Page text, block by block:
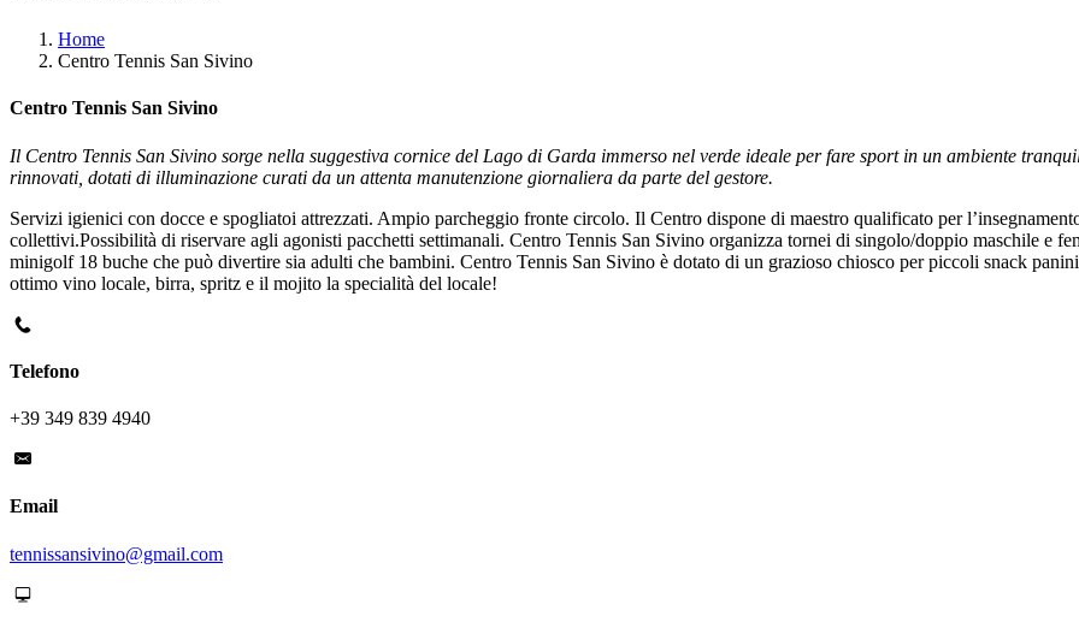
Home
Centro Tennis San Sivino
Centro Tennis San Sivino
Il Centro Tennis San Sivino sorge nella suggestiva cornice del Lago di Garda immerso nel verde ideale per fare sport in un ambiente
rinnovati, dotati di illuminazione curati da un attenta manutenzione giornaliera da parte del gestore.
Servizi igienici con docce e spogliatoi attrezzati. Ampio parcheggio fronte circolo. Il Centro dispone di maestro qualificato per
collettivi.Possibilità di riservare agli agonisti pacchetti settimanali. Centro Tennis San Sivino organizza tornei di singolo/doppio maschile e
minigolf 18 buche che può divertire sia adulti che bambini. Centro Tennis San Sivino è dotato di un grazioso chiosco per piccoli snack
ottimo vino locale, birra, spritz e il mojito la specialità del locale!
Telefono
+39 349 839 4940
Email
tennissansivino@gmail.com